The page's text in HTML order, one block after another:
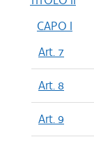
CAPO I
Art. 7
Art. 8
Art. 9